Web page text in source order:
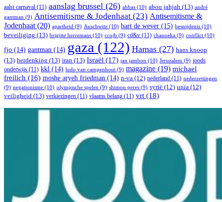
aalst carnaval (11) aanslag brussel (26) abbas (10) abou jahjah (13) andré
gantman (9) Antisemitisme & Jodenhaat (23) Antisemitisme &
Jodenhaat (20) apartheid (9) Auschwitz (10) bart de wever (15) besnijdenis (10)
beveiliging (13) brigitte herremans (10) ccojb (9) cd&v (11) chanoeka (9) conflict (10)
fjo (14) gantman (14) gaza (122) Hamas (27) hans knoop
(13) herdenking (13) iran (13) Israël (17) jan jambon (10) Jeruzalem (9) joods
onderwijs (11) kkl (14) ludo van campenhout (9) magazine (19) michael
freilich (16) moshe aryeh friedman (14) n-va (12) nederland (11) nederzettingen
(9) negationisme (10) olympische spelen (9) shimon peres (9) syrië (12) unia (12)
veiligheid (13) verkiezingen (11) vlaams belang (11) vrt (18)